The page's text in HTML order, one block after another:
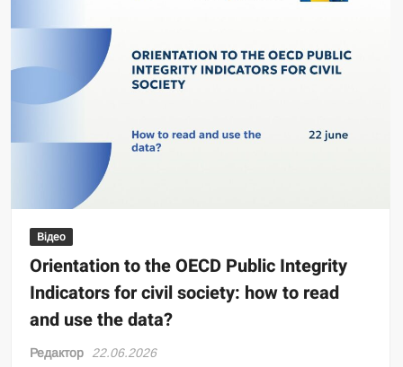
Відео
Orientation to the OECD Public Integrity
Indicators for civil society: how to read
and use the data?
Редактор 22.06.2026